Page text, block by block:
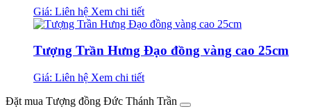
Giá: Liên hệ Xem chi tiết
Tượng Trần Hưng Đạo đồng vàng cao 25cm
Giá: Liên hệ Xem chi tiết
Đặt mua Tượng đồng Đức Thánh Trần